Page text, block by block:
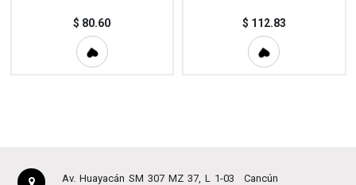
$ 80.60 $ 112.83
Av. Huayacán SM 307 MZ 37, L 1-03
Cancún